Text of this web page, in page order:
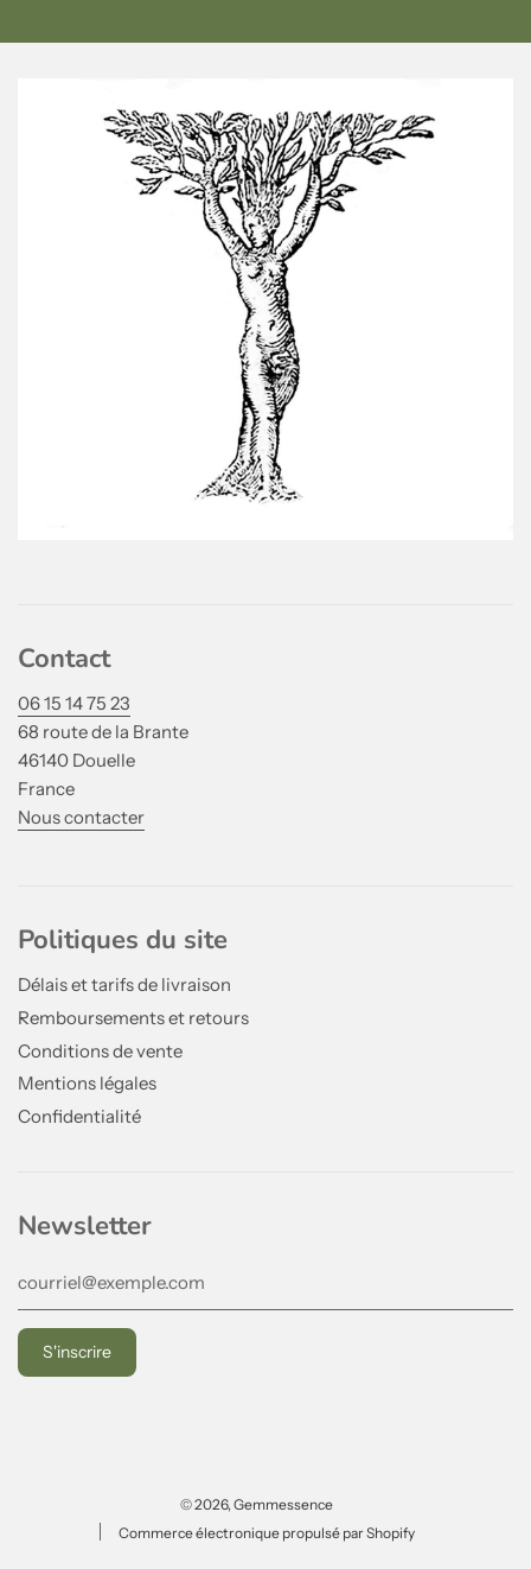
Contact
06 15 14 75 23
68 route de la Brante
46140 Douelle
France
Nous contacter
Politiques du site
Délais et tarifs de livraison
Remboursements et retours
Conditions de vente
Mentions légales
Confidentialité
Newsletter
© 2026, Gemmessence
Commerce électronique propulsé par Shopify